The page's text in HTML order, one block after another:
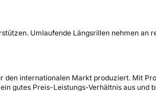
Umlaufende Längsrillen nehmen
internationalen Markt produziert. Mit
gutes Preis-Leistungs-Verhältnis aus